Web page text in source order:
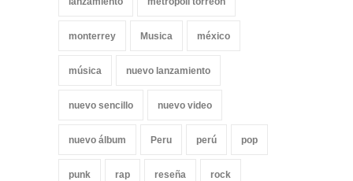
monterrey Musica méxico
música nuevo lanzamiento
nuevo sencillo nuevo video
nuevo álbum Peru perú pop
punk rap reseña rock